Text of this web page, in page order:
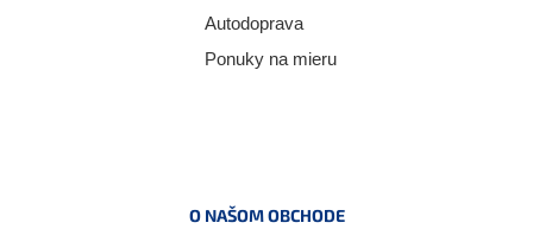
Autodoprava
Ponuky na mieru
O NAŠOM OBCHODE